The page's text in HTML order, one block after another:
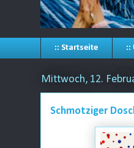
:: Startseite ::
Mittwoch, 12.
Schmotziger